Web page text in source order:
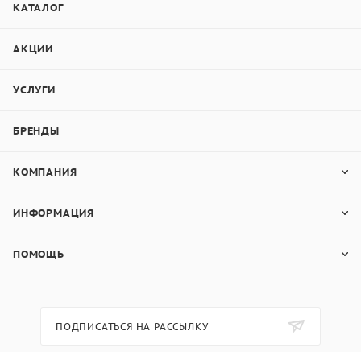
КАТАЛОГ
АКЦИИ
УСЛУГИ
БРЕНДЫ
КОМПАНИЯ
ИНФОРМАЦИЯ
ПОМОЩЬ
ПОДПИСАТЬСЯ НА РАССЫЛКУ